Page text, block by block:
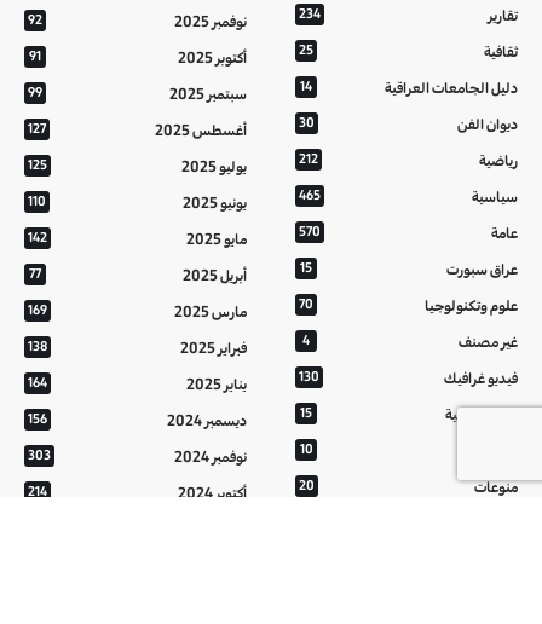
تقارير 234
ثقافية 25
دليل الجامعات العراقية 14
ديوان الفن 30
رياضية 212
سياسية 465
عامة 570
عراق سبورت 15
علوم وتكنولوجيا 70
غير مصنف 4
فيديو غرافيك 130
معالم عراقية 15
10
منوعات 20
نوفمبر 2025 92
أكتوبر 2025 91
سبتمبر 2025 99
أغسطس 2025 127
يوليو 2025 125
يونيو 2025 110
مايو 2025 142
أبريل 2025 77
مارس 2025 169
فبراير 2025 138
يناير 2025 164
ديسمبر 2024 156
نوفمبر 2024 303
أكتوبر 2024 214